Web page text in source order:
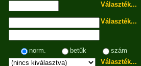
Választék...
Választék...
norm.
betűk
szám
Választék...